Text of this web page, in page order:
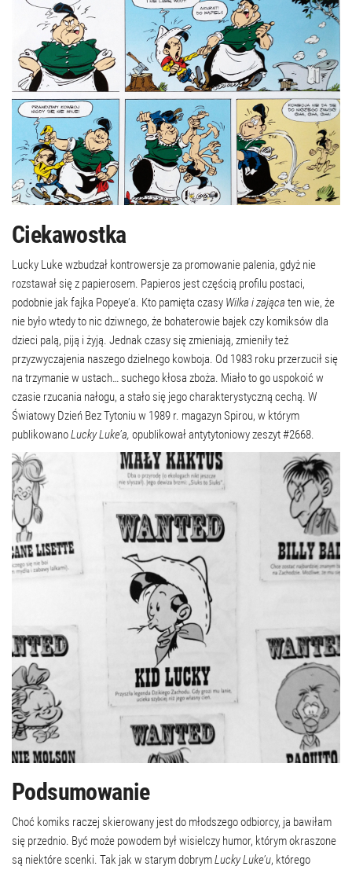
Ciekawostka
Lucky Luke wzbudzał kontrowersje za promowanie palenia, gdyż nie
rozstawał się z papierosem. Papieros jest częścią profilu postaci,
podobnie jak fajka Popeye’a. Kto pamięta czasy Wilka i zająca ten wie, że
nie było wtedy to nic dziwnego, że bohaterowie bajek czy komiksów dla
dzieci palą, piją i żyją. Jednak czasy się zmieniają, zmieniły też
przyzwyczajenia naszego dzielnego kowboja. Od 1983 roku przerzucił się
na trzymanie w ustach… suchego kłosa zboża. Miało to go uspokoić w
czasie rzucania nałogu, a stało się jego charakterystyczną cechą. W
Światowy Dzień Bez Tytoniu w 1989 r. magazyn Spirou, w którym
publikowanoLucky Luke’a, opublikował antytytoniowy zeszyt #2668.
Podsumowanie
Choć komiks raczej skierowany jest do młodszego odbiorcy, ja bawiłam
się przednio. Być może powodem był wisielczy humor, którym okraszone
są niektóre scenki. Tak jak w starym dobrymLucky Luke’u, którego